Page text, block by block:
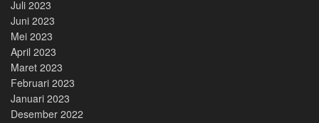
Juli 2023
Juni 2023
Mei 2023
April 2023
Maret 2023
Februari 2023
Januari 2023
Desember 2022